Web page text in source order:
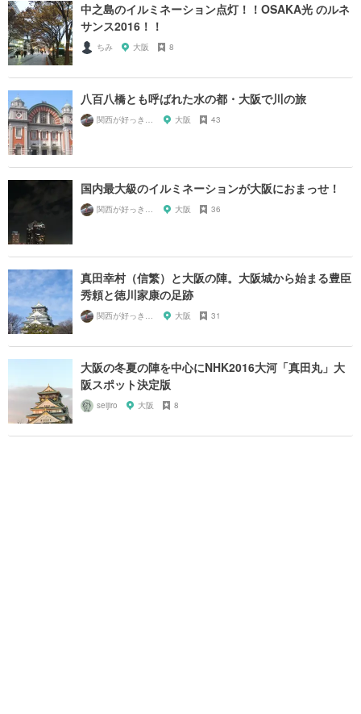
中之島のイルミネーション点灯！！OSAKA光 のルネ
サンス2016！！
ちみ 大阪 8
八百八橋とも呼ばれた水の都・大阪で川の旅
関西が好っきゃねん 大阪 43
国内最大級のイルミネーションが大阪におまっせ！
関西が好っきゃねん 大阪 36
真田幸村（信繁）と大阪の陣。大阪城から始まる豊臣
秀頼と徳川家康の足跡
関西が好っきゃねん 大阪 31
大阪の冬夏の陣を中心にNHK2016大河「真田丸」大
阪スポット決定版
seijiro 大阪 8